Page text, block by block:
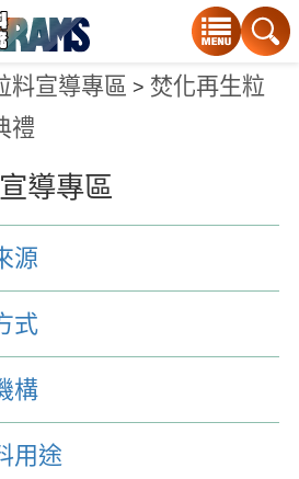
料宣導專區 > 焚化再生粒
禮
導專區
源
式
構
用途